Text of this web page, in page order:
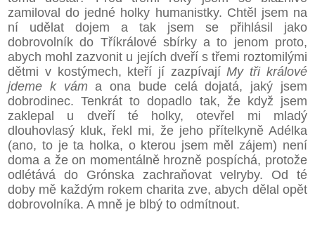
zamiloval do jedné holky humanistky. Chtěl jsem na
ní udělat dojem a tak jsem se přihlásil jako
dobrovolník do Tříkrálové sbírky a to jenom proto,
abych mohl zazvonit u jejích dveří s třemi roztomilými
dětmi v kostýmech, kteří jí zazpívajíMy tři králové
jdeme k vám a ona bude celá dojatá, jaký jsem
dobrodinec. Tenkrát to dopadlo tak, že když jsem
zaklepal u dveří té holky, otevřel mi mladý
dlouhovlasý kluk, řekl mi, že jeho přítelkyně Adélka
(ano, to je ta holka, o kterou jsem měl zájem) není
doma a že on momentálně hrozně pospíchá, protože
odlétává do Grónska zachraňovat velryby. Od té
doby mě každým rokem charita zve, abych dělal opět
dobrovolníka. A mně je blbý to odmítnout.